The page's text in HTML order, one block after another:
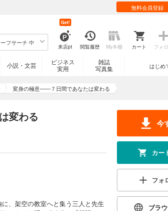
無料会員登録
フサーチ 中
来店pt
Get!
閲覧履歴 My本棚 カート フォ
小説・文芸
ビジネス
実用
雑誌
写真集
はじめ
変身の極意――７日間であなたは変わる
変わる
、架空の教室へと集う三人と先生
今
カー
フォ
ブラ